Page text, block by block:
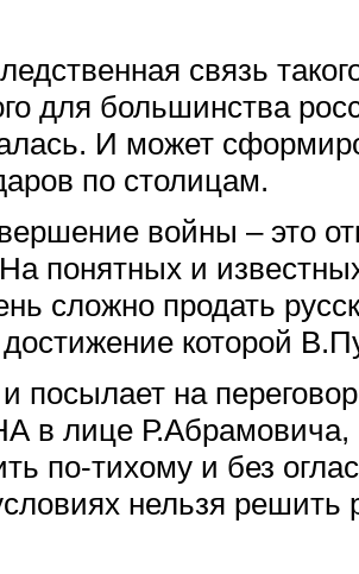
связь
для большинства
И может
по столицам.
войны – это
понятных и
сложно продать
которой
посылает на
лице Р.Абрамовича,
по-тихому и без
нельзя решить